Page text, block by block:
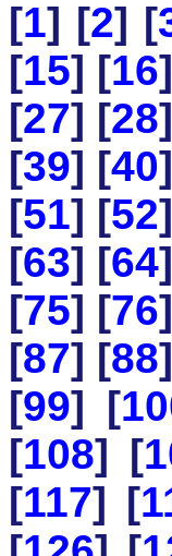
[1] [2] [
[15] [16
[27] [28
[39] [40
[51] [52
[63] [64
[75] [76
[87] [88
[99] [
[108] [
[117] [